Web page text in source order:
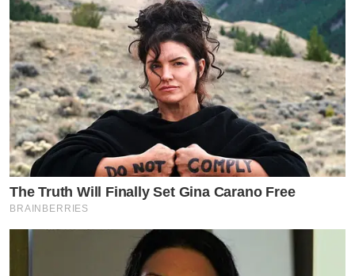
The Truth Will Finally Set Gina Carano Free
BRAINBERRIES